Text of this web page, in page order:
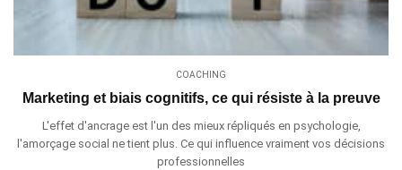
COACHING
Marketing et biais cognitifs, ce qui résiste à la preuve
L'effet d'ancrage est l'un des mieux répliqués en psychologie,
l'amorçage social ne tient plus. Ce qui influence vraiment vos décisions
professionnelles